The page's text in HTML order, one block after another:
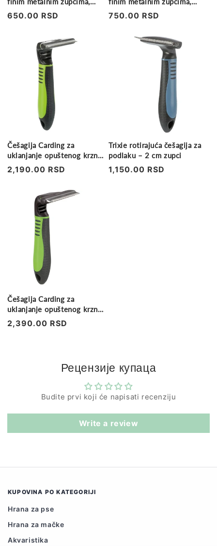
8x16 cm
Regularna
650.00 RSD
11X16cm
Regularna
750.00 RSD
Češagija Carding za
uklanjanje opuštenog krzna,
izmenljiva glava, 6x15 cm
Regularna
2,190.00 RSD
Trixie rotirajuća češagija za
podlaku – 2 cm zupci
Regularna
1,150.00 RSD
Češagija Carding za
uklanjanje opuštenog krzna,
izmenljiva glava, 8x14 cm
Regularna
2,390.00 RSD
Рецензије купаца
Budite prvi koji će napisati recenziju
Write a review
KUPOVINA PO KATEGORIJI
Hrana za pse
Hrana za mačke
Akvaristika